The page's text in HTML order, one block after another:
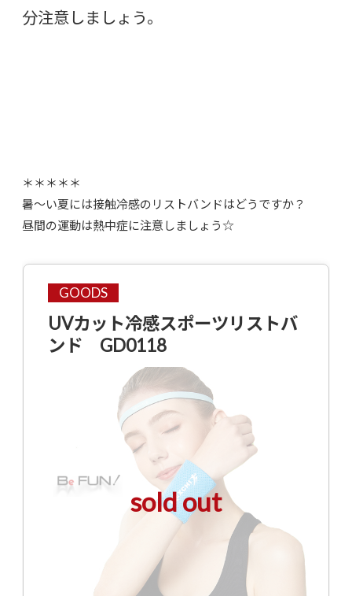
分注意しましょう。
＊＊＊＊＊
暑〜い夏には接触冷感のリストバンドはどうですか？
昼間の運動は熱中症に注意しましょう☆
GOODS
UVカット冷感スポーツリストバ
ンド GD0118
sold out